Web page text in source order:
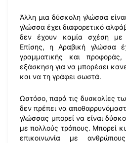
Άλλη μια δύσκολη γλώσσα
γλώσσα έχει διαφορετικό
δεν έχουν καμία σχέση με
Επίσης, η Αραβική γλώσσα
γραμματικής και
εξάσκηση για να μπορέσει
και να τη γράφει σωστά.
Ωστόσο, παρά τις δυσκολίες
δεν πρέπει να
γλώσσας μπορεί να είναι
με πολλούς τρόπους. Μπορεί
επικοινωνία με